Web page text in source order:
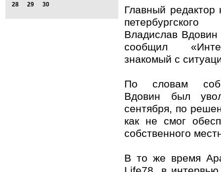
28
29 30
Главный
Владислав Вдовин
сообщил
знакомый с
По словам
Вдовин был
сентября, по
как не смог
собственного
В то же время